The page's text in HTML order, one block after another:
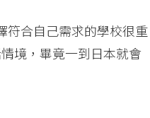
符合自己需求的學校很重
境，畢竟一到日本就會